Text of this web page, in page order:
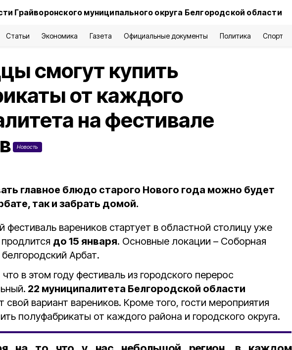
Грайворонского муниципального округа Белгородской области
Статьи Экономика Газета Официальные документы Политика Спорт
смогут купить
от каждого
на фестивале
Новость
главное блюдо старого Нового года можно будет
так и забрать домой.
вареников стартует в областной столицу уже
до 15 января. Основные локации – Соборная
Арбат.
в этом году фестиваль из городского перерос
22 муниципалитета Белгородской области
свой вариант вареников. Кроме того, гости мероприятия
полуфабрикаты от каждого района и городского округа.